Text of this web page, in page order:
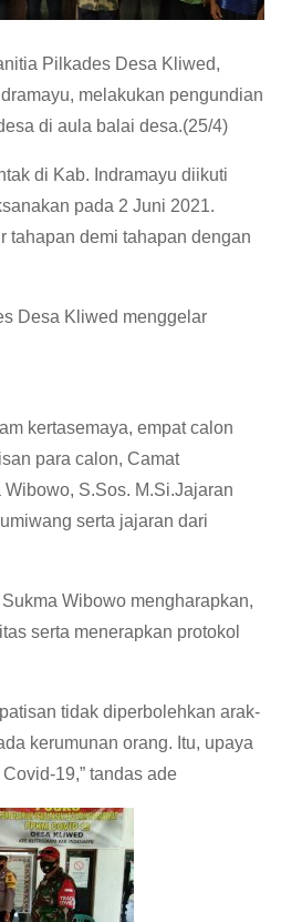
Pilkades Desa Kliwed,
melakukan pengundian
di aula balai desa.(25/4)
di Kab. Indramayu diikuti
pada 2 Juni 2021.
tahapan demi tahapan dengan
Desa Kliwed menggelar
kertasemaya, empat calon
para calon, Camat
S.Sos. M.Si.Jajaran
serta jajaran dari
Wibowo mengharapkan,
serta menerapkan protokol
tidak diperbolehkan arak-
kerumunan orang. Itu, upaya
19,” tandas ade